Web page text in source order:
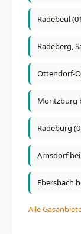
Radebeul
Radeberg,
Ottendorf-
Moritzburg
Radeburg
Arnsdorf
Ebersbach
Alle